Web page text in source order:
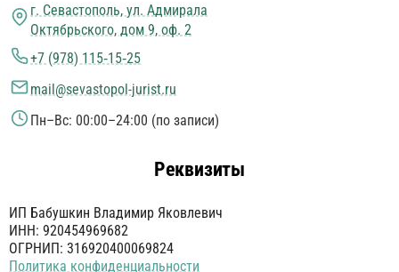
г. Севастополь, ул. Адмирала
Октябрьского, дом 9, оф. 2
+7 (978) 115‑15‑25
mail@sevastopol-jurist.ru
Пн–Вс: 00:00–24:00 (по записи)
Реквизиты
ИП Бабушкин Владимир Яковлевич
ИНН: 920454969682
ОГРНИП: 316920400069824
Политика конфиденциальности